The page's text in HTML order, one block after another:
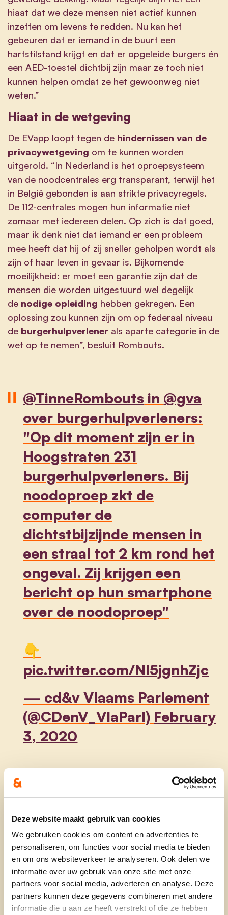
Deze website maakt gebruik van cookies
We gebruiken cookies om content en advertenties te
personaliseren, om functies voor social media te bieden
en om ons websiteverkeer te analyseren. Ook delen we
informatie over uw gebruik van onze site met onze
partners voor social media, adverteren en analyse. Deze
partners kunnen deze gegevens combineren met andere
informatie die u aan ze heeft verstrekt of die ze hebben
hiaat dat we deze mensen niet actief kunnen
inzetten om levens te redden. Nu kan het
gebeuren dat er iemand in de buurt een
hartstilstand krijgt en dat er opgeleide burgers én
een AED-toestel dichtbij zijn maar ze toch niet
kunnen helpen omdat ze het gewoonweg niet
weten.”
Hiaat in de wetgeving
De EVapp loopt tegen de hindernissen van de
privacywetgeving om te kunnen worden
uitgerold. “In Nederland is het oproepsysteem
van de noodcentrales erg transparant, terwijl het
in België gebonden is aan strikte privacyregels.
De 112-centrales mogen hun informatie niet
zomaar met iedereen delen. Op zich is dat goed,
maar ik denk niet dat iemand er een probleem
mee heeft dat hij of zij sneller geholpen wordt als
zijn of haar leven in gevaar is. Bijkomende
moeilijkheid: er moet een garantie zijn dat de
mensen die worden uitgestuurd wel degelijk
de nodige opleiding hebben gekregen. Een
oplossing zou kunnen zijn om op federaal niveau
de burgerhulpverlener als aparte categorie in de
wet op te nemen”, besluit Rombouts.
@TinneRombouts in @gva
over burgerhulpverleners:
"Op dit moment zijn er in
Hoogstraten 231
burgerhulpverleners. Bij
noodoproep zkt de
computer de
dichtstbijzijnde mensen in
een straal tot 2 km rond het
ongeval. Zij krijgen een
bericht op hun smartphone
over de noodoproep"
👇
pic.twitter.com/NI5jgnhZjc
— cd&v Vlaams Parlement
(@CDenV_VlaParl) February
3, 2020
burgerhulpverleners tot 3x
meer overlevingskans bij
hartfalen!
Gewoon Doen
@Maggie_DeBlock
@TinneRomboutsdeed het!